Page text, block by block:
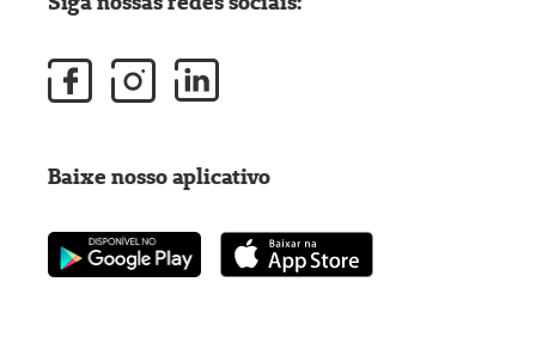
Baixe nosso aplicativo